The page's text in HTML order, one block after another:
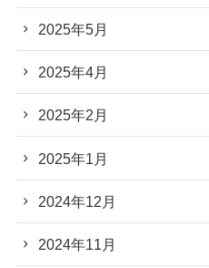
2025年5月
2025年4月
2025年2月
2025年1月
2024年12月
2024年11月